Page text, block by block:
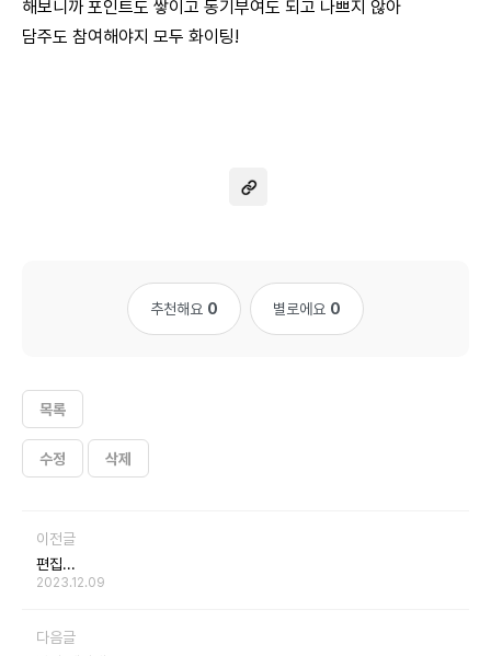
해보니까 포인트도 쌓이고 동기부여도 되고 나쁘지 않아
담주도 참여해야지 모두 화이팅!
추천해요 0 별로에요 0
목록
수정 삭제
이전글
편집...
2023.12.09
다음글